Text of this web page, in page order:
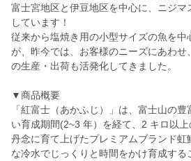
富士宮地区と伊豆地区を中心に、ニジ
しています！
従来から塩焼き用の小型サイズの魚を中
が、昨今では、お客様のニーズにあわせ
の生産・出荷も活発化してきました。
▼商品概要
「紅富士（あかふじ）」は、富士山の
い育成期間(2~3 年）を経て、2 キロ以
丹念に育て上げたプレミアムブランド
な冷水でじっくりと時間をかけ育成す